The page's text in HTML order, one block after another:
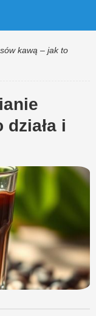
kawą – jak to
działa i